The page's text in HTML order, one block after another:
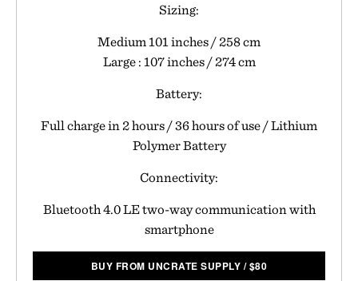
Sizing:
Medium 101 inches / 258 cm
Large : 107 inches / 274 cm
Battery:
Full charge in 2 hours / 36 hours of use / Lithium
Polymer Battery
Connectivity:
Bluetooth 4.0 LE two-way communication with
smartphone
BUY FROM UNCRATE SUPPLY /$80